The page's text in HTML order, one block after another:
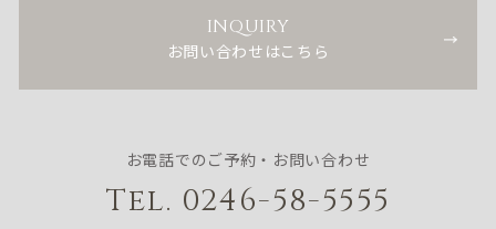
INQUIRY
お問い合わせはこちら
お電話でのご予約・お問い合わせ
Tel. 0246-58-5555